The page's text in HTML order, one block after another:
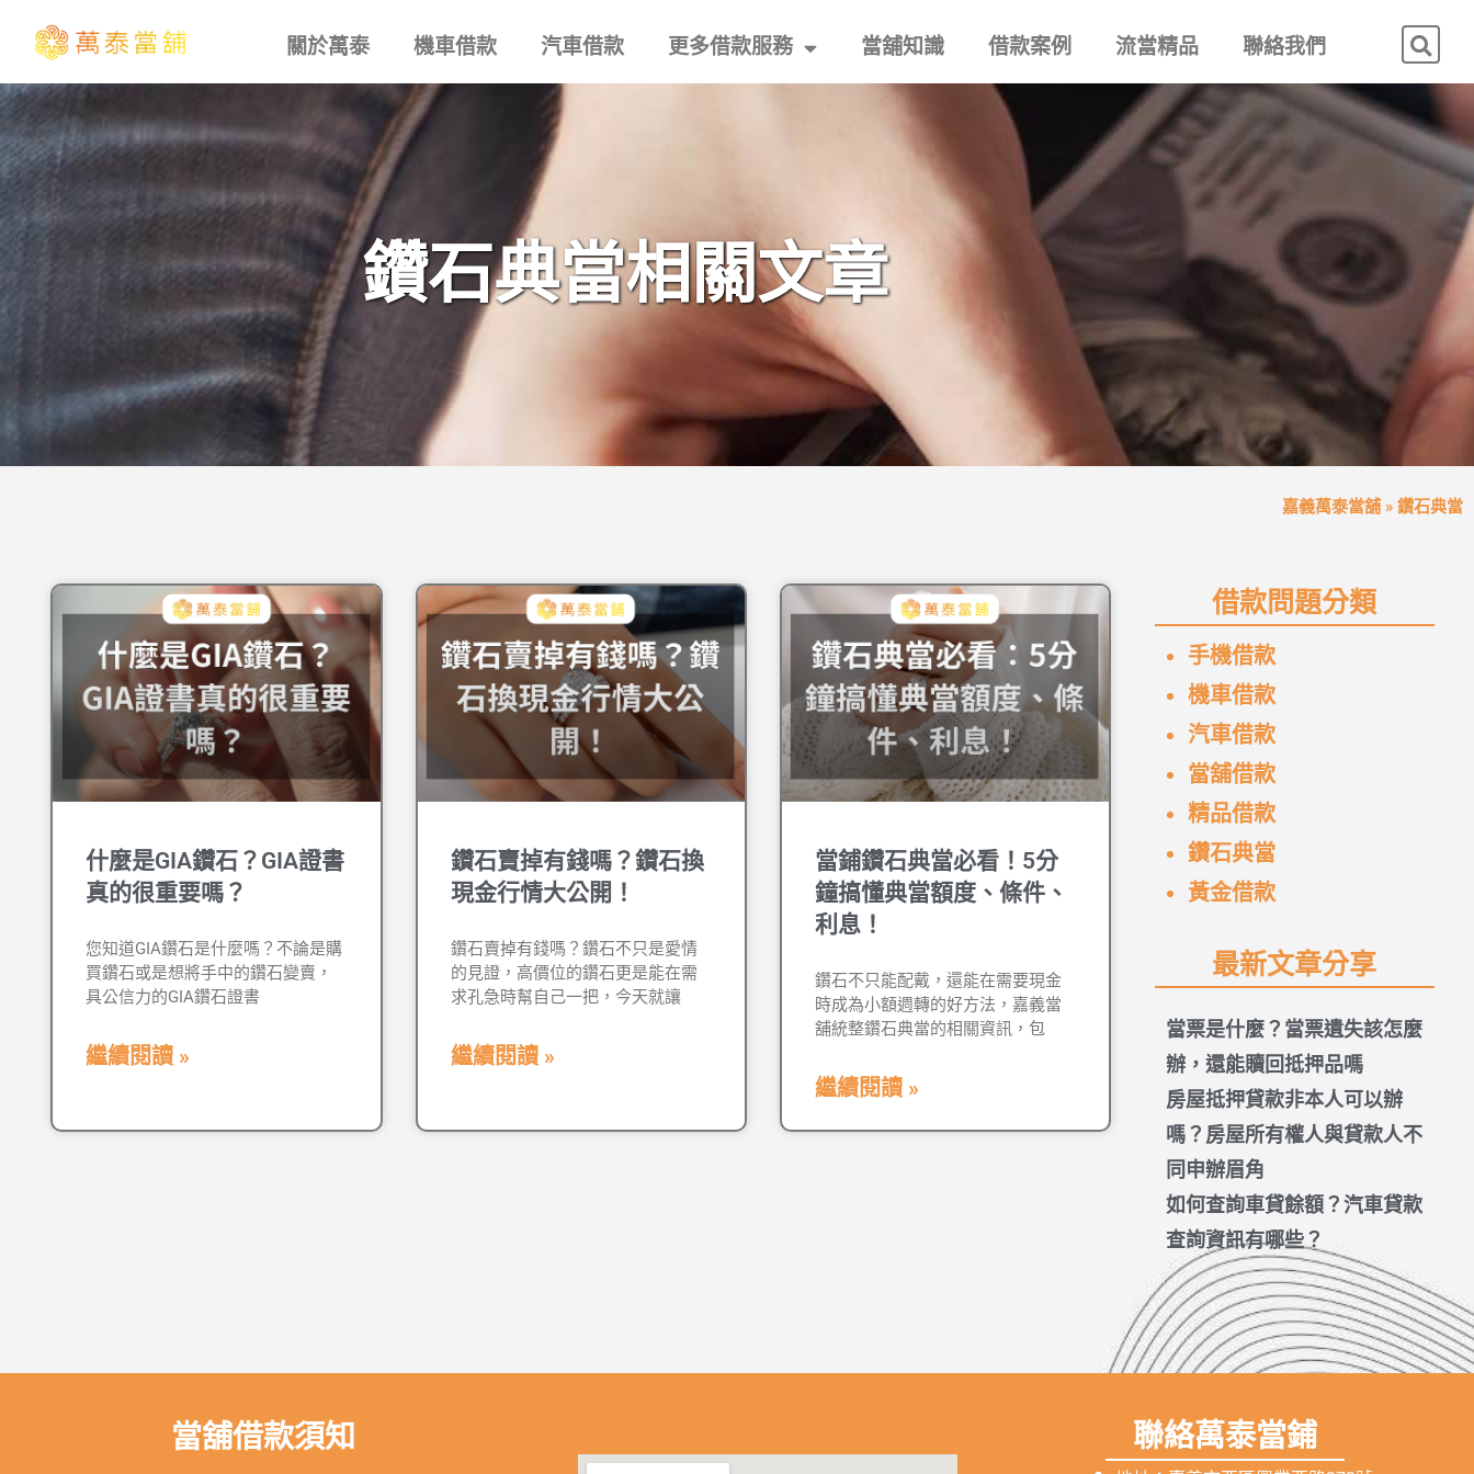
關於萬泰 機車借款 汽車借款 更多借款服務 當舖知識 借款案例 流當精品 聯絡我們
鑽石典當相關文章
嘉義萬泰當舖 » 鑽石典當
什麼是GIA鑽石？GIA證書
真的很重要嗎？
您知道GIA鑽石是什麼嗎？不論是購
買鑽石或是想將手中的鑽石變賣，
具公信力的GIA鑽石證書
繼續閱讀 »
鑽石賣掉有錢嗎？鑽石換
現金行情大公開！
鑽石賣掉有錢嗎？鑽石不只是愛情
的見證，高價位的鑽石更是能在需
求孔急時幫自己一把，今天就讓
繼續閱讀 »
當鋪鑽石典當必看！5分
鐘搞懂典當額度、條件、
利息！
鑽石不只能配戴，還能在需要現金
時成為小額週轉的好方法，嘉義當
舖統整鑽石典當的相關資訊，包
繼續閱讀 »
借款問題分類
手機借款
機車借款
汽車借款
當舖借款
精品借款
鑽石典當
黃金借款
最新文章分享
當票是什麼？當票遺失該怎麼
辦，還能贖回抵押品嗎
房屋抵押貸款非本人可以辦
嗎？房屋所有權人與貸款人不
同申辦眉角
如何查詢車貸餘額？汽車貸款
查詢資訊有哪些？
當舖借款須知 聯絡萬泰當鋪